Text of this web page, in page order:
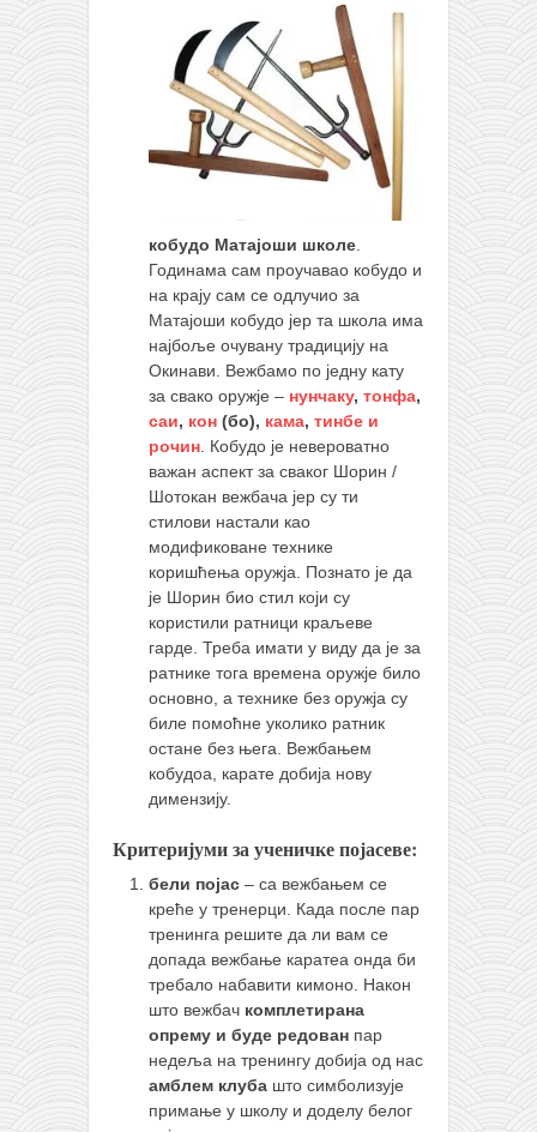
кобудо Матајоши школе
Годинама сам проучавао кобудо и
на крају сам се одлучио за
Матајоши кобудо јер та школа има
најбоље очувану традицију на
Окинави. Вежбамо по једну кату
за свако оружје – нунчаку, тонфа,
саи, кон (бо), кама, тинбе и
рочин . Кобудо је невероватно
важан аспект за сваког Шорин /
Шотокан вежбача јер су ти
стилови настали као
модификоване технике
коришћења оружја. Познато је да
је Шорин био стил који су
користили ратници краљеве
гарде. Треба имати у виду да је за
ратнике тога времена оружје било
основно, а технике без оружја су
биле помоћне уколико ратник
остане без њега. Вежбањем
кобудоа, карате добија нову
димензију.
Критеријуми за ученичке појасеве:
бели појас – са вежбањем се
креће у тренерци. Када после пар
тренинга решите да ли вам се
допада вежбање каратеа онда би
требало набавити кимоно. Након
што вежбач комплетирана
опрему и буде редован пар
недеља на тренингу добија од нас
амблем клуба што симболизује
примање у школу и доделу белог